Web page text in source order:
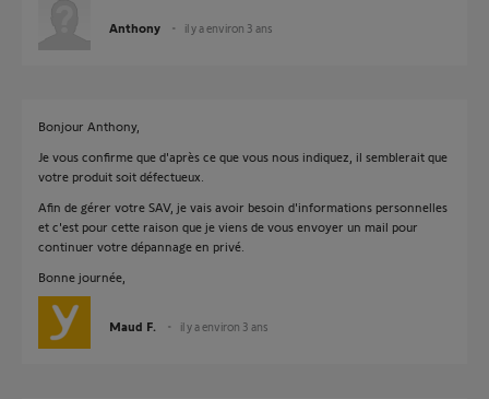
Anthony il y a environ 3 ans
Bonjour Anthony,
Je vous confirme que d'après ce que vous nous indiquez, il semblerait que
votre produit soit défectueux.
Afin de gérer votre SAV, je vais avoir besoin d'informations personnelles
et c'est pour cette raison que je viens de vous envoyer un mail pour
continuer votre dépannage en privé.
Bonne journée,
Maud F. il y a environ 3 ans